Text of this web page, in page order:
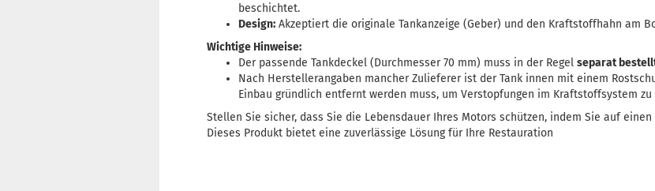
beschichtet.
Design: Akzeptiert die originale Tankanzeige (Geber) und den Kraftstoffhahn am
Wichtige Hinweise:
Der passende Tankdeckel (Durchmesser 70 mm) muss in der Regel separat
Nach Herstellerangaben mancher Zulieferer ist der Tank innen mit einem
Einbau gründlich entfernt werden muss, um Verstopfungen im Kraftstoffsystem zu
Stellen Sie sicher, dass Sie die Lebensdauer Ihres Motors schützen, indem Sie auf
Dieses Produkt bietet eine zuverlässige Lösung für Ihre Restauration